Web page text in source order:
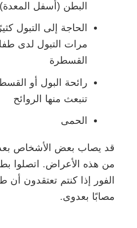
البطن (أسفل المعدة)
الحاجة إلى التبول
مرات التبول لدى
القسطرة
رائحة البول أو
تنبعث منها الروائح
الحمى
قد يصاب بعض الأشخاص
من هذه الأعراض. اتصلوا
الفور إذا كنتم تعتقدون
مصابًا بعدوى.